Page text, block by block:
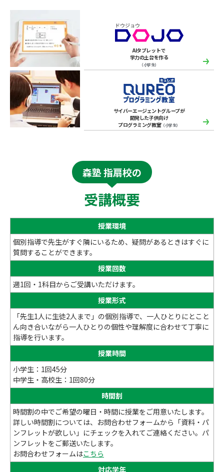
AIタブレットで
学力の土台を作る
（小学生）
サイバーエージェントグループが
開発した子供向け
プログラミング教室（小学生）
森塾 指扇校の
受講概要
授業環境
個別指導で先生がすぐ隣にいるため、疑問があるときはすぐに
質問することができます。
授業回数
週1回・1科目からご受講いただけます。
授業形式
「先生1人に生徒2人まで」の個別指導で、一人ひとりにとこと
ん向き合いながら一人ひとりの個性や理解度に合わせて丁寧に
指導を行います。
授業時間
小学生：1回45分
中学生・高校生：1回80分
時間割
時間割の中でご希望の曜日・時間に授業をご用意いたします。
詳しい時間割については、お問合わせフォームから「資料・パ
ンフレットが欲しい」にチェックを入れてご連絡ください。パ
ンフレットをご郵送いたします。
お問合わせフォームはこちら
対応学年